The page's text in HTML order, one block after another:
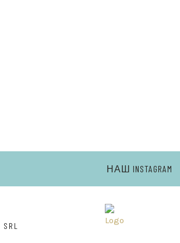
НАШ INSTAGRAM
SRL